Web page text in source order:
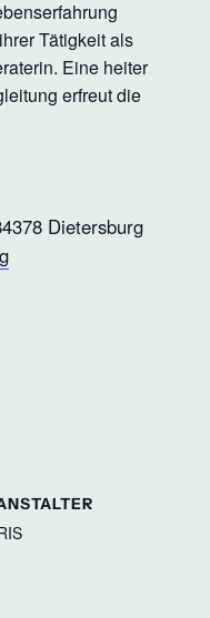
Tätigkeit als
Eine heiter
erfreut die
Dietersburg